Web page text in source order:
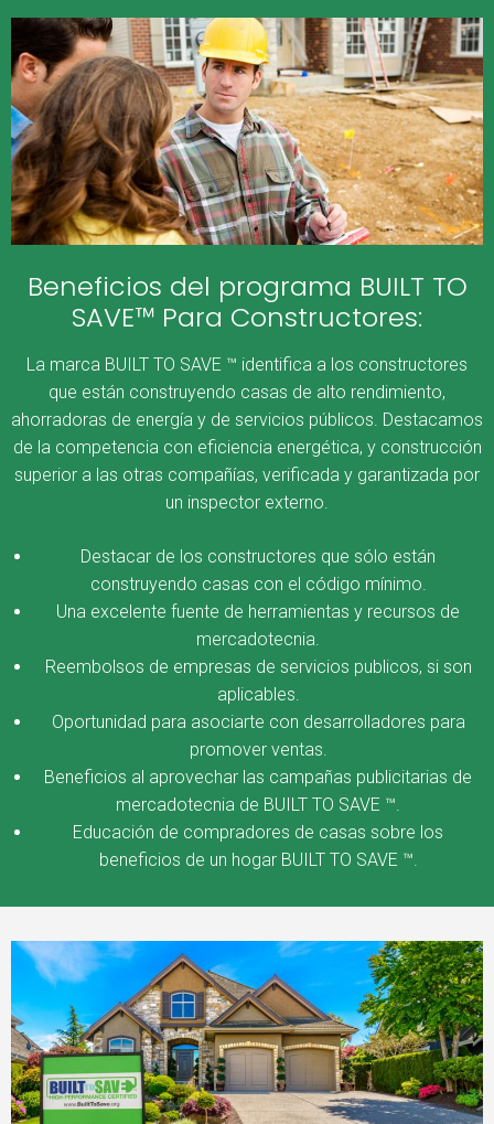
Beneficios del programa BUILT TO
SAVE™ Para Constructores:
La marca BUILT TO SAVE ™ identifica a los constructores
que están construyendo casas de alto rendimiento,
ahorradoras de energía y de servicios públicos. Destacamos
de la competencia con eficiencia energética, y construcción
superior a las otras compañías, verificada y garantizada por
un inspector externo.
Destacar de los constructores que sólo están
construyendo casas con el código mínimo.
Una excelente fuente de herramientas y recursos de
mercadotecnia.
Reembolsos de empresas de servicios publicos, si son
aplicables.
Oportunidad para asociarte con desarrolladores para
promover ventas.
Beneficios al aprovechar las campañas publicitarias de
mercadotecnia de BUILT TO SAVE ™.
Educación de compradores de casas sobre los
beneficios de un hogar BUILT TO SAVE ™.